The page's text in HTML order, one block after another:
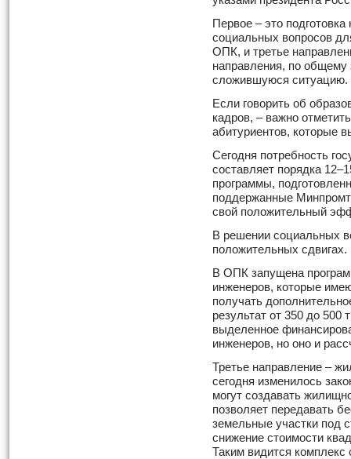
Первое – это
социальных вопросов
ОПК, и третье
направления, по
сложившуюся ситуацию.
Если говорить об
кадров, – важно
абитуриентов, которые
Сегодня потребность
составляет порядка
программы,
поддержанные
свой положительный
В решении социальных
положительных сдвигах.
В ОПК запущена
инженеров, которые
получать
результат от 350 до 500
выделенное
инженеров, но оно и
Третье направление –
сегодня изменилось
могут создавать
позволяет передавать
земельные участки под
снижение стоимости
Таким видится комплекс